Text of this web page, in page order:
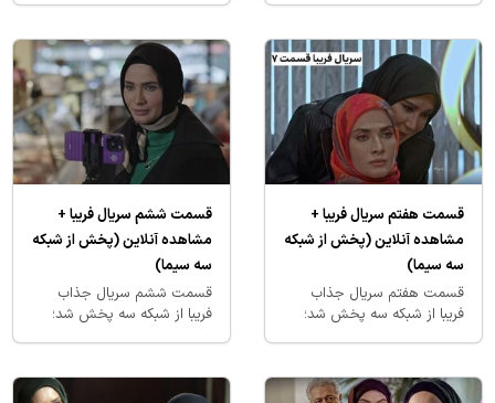
برداشت. او مدعی شد…
قسمت هفتم سریال فریبا +
مشاهده آنلاین (پخش از شبکه
سه سیما)
قسمت هفتم سریال جذاب
فریبا از شبکه سه پخش شد؛
قسمت ششم سریال فریبا +
مشاهده آنلاین (پخش از شبکه
سه سیما)
قسمت ششم سریال جذاب
فریبا از شبکه سه پخش شد؛